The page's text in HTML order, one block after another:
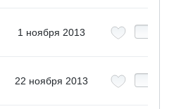
1 ноября 2013
22 ноября 2013